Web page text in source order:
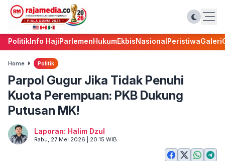
PolitikInfo HajiParlemenHukumEkbisNasionalPeristiwaGaleri
Home Politik
Parpol Gugur Jika Tidak Penuhi
Kuota Perempuan: PKB Dukung
Putusan MK!
Laporan: Halim Dzul
Rabu, 27 Mei 2026 | 20:15 WIB